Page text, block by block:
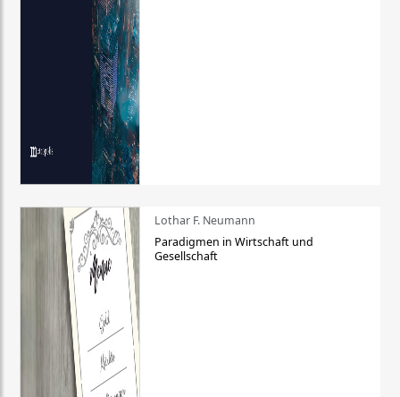
Lothar F. Neumann
Paradigmen in Wirtschaft und
Gesellschaft